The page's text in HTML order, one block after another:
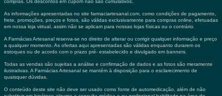
compras. Os descontos em cupom não são cumulativos.
As informações apresentadas no site farmaciartesanal.com, como condições de pagamento,
frete, promoções, preços e fotos, são válidas exclusivamente para compras online, efetuadas
em nossa loja virtual, assim não se aplicam para nossas lojas físicas ou o contrário.
A Farmácias Artesanal reserva-se no direito de alterar ou corrigir qualquer informação e preço
a qualquer momento. As ofertas aqui apresentadas são válidas enquanto durarem os
estoques ou de acordo com o prazo pré- estabelecido e divulgado em banners.
Todas as vendas são sujeitas a análise e confirmação de dados e as fotos são meramente
ilustrativas. A Farmácias Artesanal se mantém à disposição para o esclarecimento de
quaisquer dúvidas.
O conteúdo deste site não deve ser usado como fonte de automedicação, além de não